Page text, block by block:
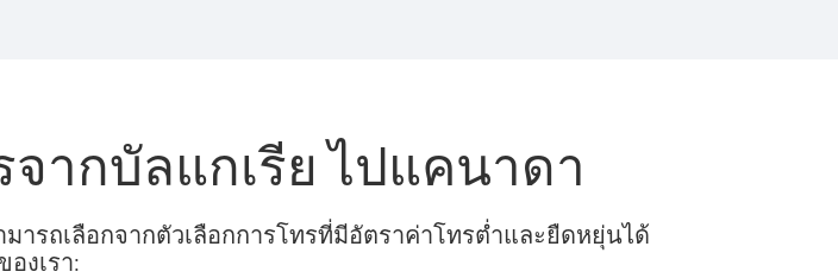
ากบัลแกเรีย ไปแคนาดา
รถเลือกจากตัวเลือกการโทรที่มีอัตราค่าโทรต่ำและยืดหยุ่นได้
องเรา: